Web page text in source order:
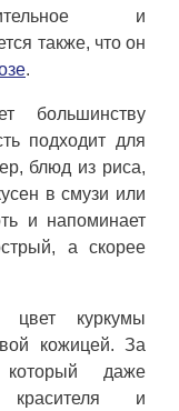
и
также, что он
.
большинству
подходит для
блюд из риса,
в смузи или
и напоминает
а скорее
цвет куркумы
кожицей. За
который даже
красителя и